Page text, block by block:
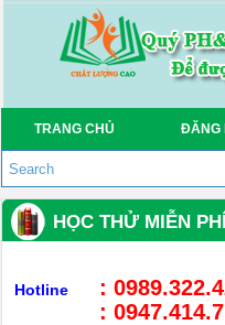
TRANG CHỦ ĐĂNG
HỌC THỬ MIỄN PHÍ
Hotline
:
: